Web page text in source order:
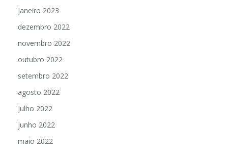
janeiro 2023
dezembro 2022
novembro 2022
outubro 2022
setembro 2022
agosto 2022
julho 2022
junho 2022
maio 2022